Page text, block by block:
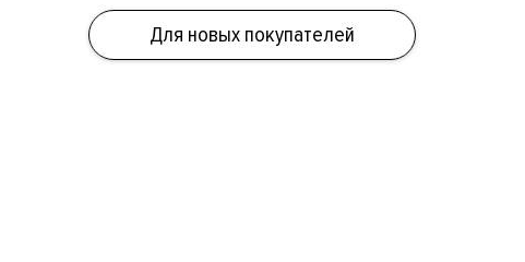
Для новых покупателей